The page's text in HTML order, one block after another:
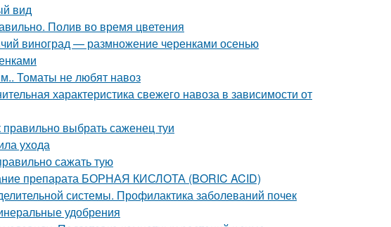
вид
Полив во время цветения
виноград — размножение черенками осенью
Томаты не любят навоз
характеристика свежего навоза в зависимости от
выбрать саженец туи
ухода
сажать тую
препарата БОРНАЯ КИСЛОТА (BORIC ACID)
системы. Профилактика заболеваний почек
удобрения